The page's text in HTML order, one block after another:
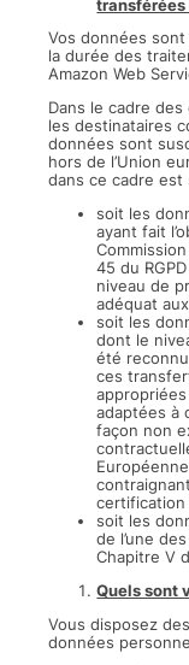
transférées
Vos données
la durée des
Amazon Web
Dans le cadre
les destinataires
données sont
hors de l’Union
dans ce cadre est
soit les
ayant fait
45 du
niveau de
adéquat
soit les
dont le
été
ces
appropriées
adaptées à
façon non
certification
soit les
de l’une
Chapitre V
Quels sont
Vous disposez
données